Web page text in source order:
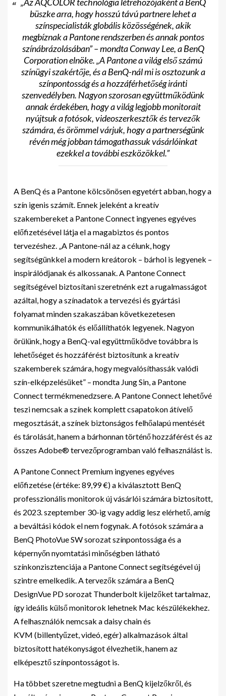
büszke arra, hogy hosszú távú partnere lehet a
színspecialisták globális közösségének, akik
megbíznak a Pantone rendszerben és annak pontos
színábrázolásában” – mondta Conway Lee, a BenQ
Corporation elnöke. „A Pantone a világ első számú
színügyi szakértője, és a BenQ-nál mi is osztozunk a
színpontosság és a hozzáférhetőség iránti
szenvedélyben. Nagyon szorosan együttműködünk
annak érdekében, hogy a világ legjobb monitorait
nyújtsuk a fotósok, videoszerkesztők és tervezők
számára, és örömmel várjuk, hogy a partnerségünk
révén még jobban támogathassuk vásárlóinkat
ezekkel a további eszközökkel.”
A BenQ és a Pantone kölcsönösen egyetért abban, hogy a
szín igenis számít. Ennek jeleként a kreatív
szakembereket a Pantone Connect ingyenes egyéves
előfizetésével látja el a magabiztos és pontos
tervezéshez. „A Pantone-nál az a célunk, hogy
segítségünkkel a modern kreátorok – bárhol is legyenek –
inspirálódjanak és alkossanak. A Pantone Connect
segítségével biztosítani szeretnénk ezt a rugalmasságot
azáltal, hogy a színadatok a tervezési és gyártási
folyamat minden szakaszában következetesen
kommunikálhatók és előállíthatók legyenek. Nagyon
örülünk, hogy a BenQ-val együttműködve továbbra is
lehetőséget és hozzáférést biztosítunk a kreatív
szakemberek számára, hogy megvalósíthassák valódi
szín-elképzelésüket” – mondta Jung Sin, a Pantone
Connect termékmenedzsere. A Pantone Connect lehetővé
teszi nemcsak a színek komplett csapatokon átívelő
megosztását, a színek biztonságos felhőalapú mentését
és tárolását, hanem a bárhonnan történő hozzáférést és az
összes Adobe® tervezőprogramban való felhasználást is.
A Pantone Connect Premium ingyenes egyéves
előfizetése (értéke: 89,99 €) a kiválasztott BenQ
professzionális monitorok új vásárlói számára biztosított,
és 2023. szeptember 30-ig vagy addig lesz elérhető, amíg
a beváltási kódok el nem fogynak. A fotósok számára a
BenQ PhotoVue SW sorozat színpontossága és a
képernyőn nyomtatási minőségben látható
színkonzisztenciája a Pantone Connect segítségével új
szintre emelkedik. A tervezők számára a BenQ
DesignVue PD sorozat Thunderbolt kijelzőket tartalmaz,
így ideális külső monitorok lehetnek Mac készülékekhez.
A felhasználók nemcsak a daisy chain és
KVM (billentyűzet, videó, egér) alkalmazások által
biztosított hatékonyságot élvezhetik, hanem az
elképesztő színpontosságot is.
Ha többet szeretne megtudni a BenQ kijelzőkről, és